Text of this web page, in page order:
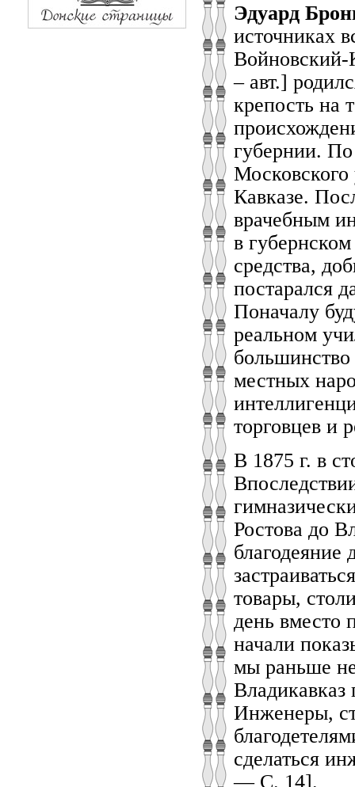
Эдуард
источниках
Войновский-
– авт.]
крепость на
губернии. По
Кавказе.
врачебным
в
средства,
постарался
Поначалу
реальном
большинство
местных
торговцев и
В 1875 г. в
Ростова до
благодеяние
товары,
день вместо
начали
мы раньше
Владикавказ
Инженеры,
сделаться
— С. 14].